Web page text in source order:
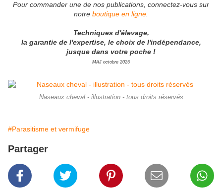
Pour commander une de nos publications, connectez-vous sur
notre boutique en ligne
Techniques d'élevage,
la garantie de l'expertise, le choix de l'indépendance,
jusque dans votre poche !
MAJ octobre 2025
Naseaux cheval - illustration - tous droits réservés
#Parasitisme et vermifuge
Partager